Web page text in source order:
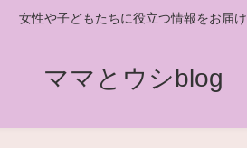
女性や子どもたちに役立つ情報をお届け
ママとウシblog